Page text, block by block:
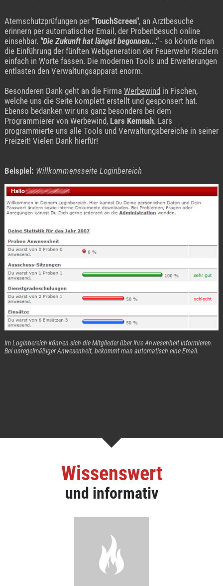
Atemschutzprüfungen per "TouchScreen", an Arztbesuche
erinnern per automatischer Email, der Probenbesuch online
einsehbar. "Die Zukunft hat längst begonnen..."- so könnte man
die Einführung der fünften Webgeneration der Feuerwehr Riezlern
einfach in Worte fassen. Die modernen Tools und Erweiterungen
entlasten den Verwaltungsapparat enorm.
Besonderen Dank geht an die Firma Werbewind in Fischen,
welche uns die Seite komplett erstellt und gesponsert hat.
Ebenso bedanken wir uns ganz besonders bei dem
Programmierer von Werbewind, Lars Kemnah. Lars
programmierte uns alle Tools und Verwaltungsbereiche in seiner
Freizeit! Vielen Dank hierfür!
Beispiel: Willkommensseite Loginbereich
Im Loginbereich können sich die Mitglieder über Ihre Anwesenheit informieren.
Bei unregelmäßiger Anwesenheit, bekommt man automatisch eine Email.
Wissenswert
und informativ